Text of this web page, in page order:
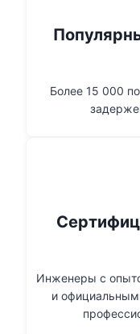
Более 15 000
Инженеры с
и